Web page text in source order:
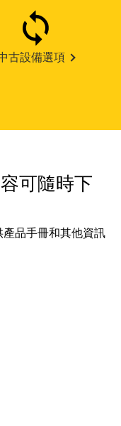
古設備選項
可隨時下
品手冊和其他資訊